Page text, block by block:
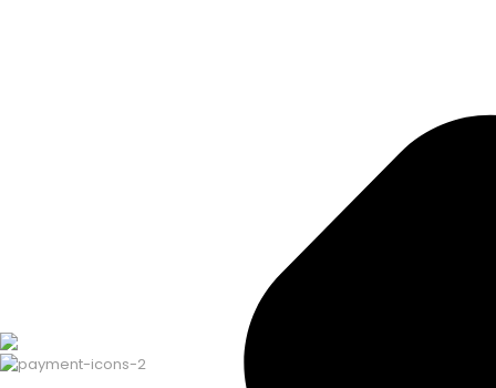
Bugün size nasıl yardımcı
Düşüncelerinizi duymayı çok
– 2026 – All Rights Reserved